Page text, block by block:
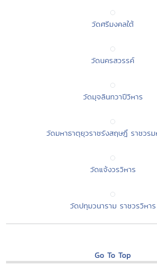
วัดศรีมงคลใต้
วัดนครสวรรค์
วัดมุจลินทวาปีวิหาร
วัดมหาธาตุยุวราชรังสฤษฎิ์ ราชวรม
วัดแจ้งวรวิหาร
วัดปทุมวนาราม ราชวรวิหาร
Go To Top